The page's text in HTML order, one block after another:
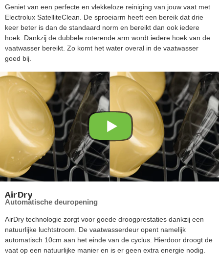
Geniet van een perfecte en vlekkeloze reiniging van jouw vaat met
Electrolux SatelliteClean. De sproeiarm heeft een bereik dat drie
keer beter is dan de standaard norm en bereikt dan ook iedere
hoek. Dankzij de dubbele roterende arm wordt iedere hoek van de
vaatwasser bereikt. Zo komt het water overal in de vaatwasser
goed bij.
AirDry
Automatische deuropening
AirDry technologie zorgt voor goede droogprestaties dankzij een
natuurlijke luchtstroom. De vaatwasserdeur opent namelijk
automatisch 10cm aan het einde van de cyclus. Hierdoor droogt de
vaat op een natuurlijke manier en is er geen extra energie nodig.